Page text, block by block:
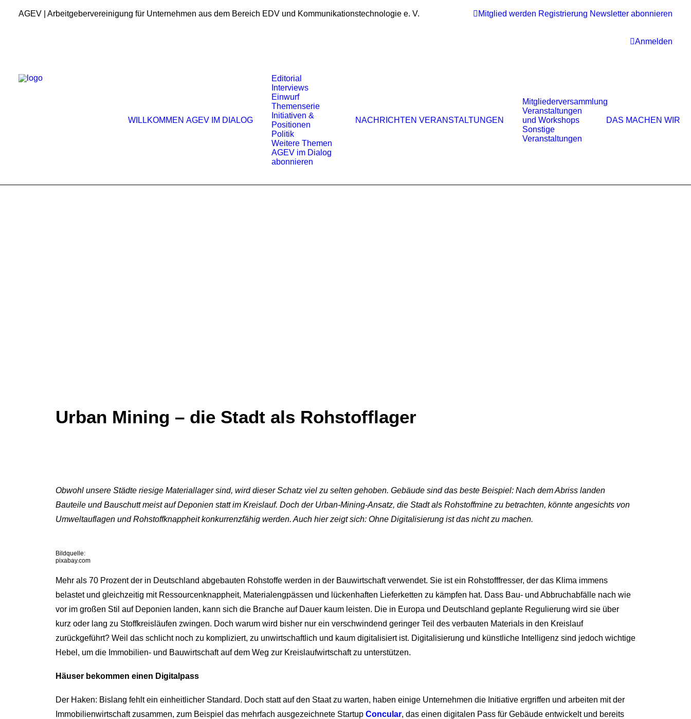
AGEV | Arbeitgebervereinigung für Unternehmen aus dem Bereich EDV und Kommunikationstechnologie e. V. Mitglied werden Registrierung Newsletter abonnieren
Anmelden
WILLKOMMEN AGEV IM DIALOG
Editorial
Interviews
Einwurf
Themenserie
Initiativen &
Positionen
Politik
Weitere Themen
AGEV im Dialog
abonnieren
NACHRICHTEN VERANSTALTUNGEN
Mitgliederversammlung
Veranstaltungen
und Workshops
Sonstige
Veranstaltungen
DAS MACHEN WIR
Urban Mining – die Stadt als Rohstofflager
Obwohl unsere Städte riesige Materiallager sind, wird dieser Schatz viel zu selten gehoben. Gebäude sind das beste Beispiel: Nach dem Abriss landen
Bauteile und Bauschutt meist auf Deponien statt im Kreislauf. Doch der Urban-Mining-Ansatz, die Stadt als Rohstoffmine zu betrachten, könnte angesichts von
Umweltauflagen und Rohstoffknappheit konkurrenzfähig werden. Auch hier zeigt sich: Ohne Digitalisierung ist das nicht zu machen.
Bildquelle:
pixabay.com
Mehr als 70 Prozent der in Deutschland abgebauten Rohstoffe werden in der Bauwirtschaft verwendet. Sie ist ein Rohstofffresser, der das Klima immens
belastet und gleichzeitig mit Ressourcenknappheit, Materialengpässen und lückenhaften Lieferketten zu kämpfen hat. Dass Bau- und Abbruchabfälle nach wie
vor im großen Stil auf Deponien landen, kann sich die Branche auf Dauer kaum leisten. Die in Europa und Deutschland geplante Regulierung wird sie über
kurz oder lang zu Stoffkreisläufen zwingen. Doch warum wird bisher nur ein verschwindend geringer Teil des verbauten Materials in den Kreislauf
zurückgeführt? Weil das schlicht noch zu kompliziert, zu unwirtschaftlich und kaum digitalisiert ist. Digitalisierung und künstliche Intelligenz sind jedoch wichtige
Hebel, um die Immobilien- und Bauwirtschaft auf dem Weg zur Kreislaufwirtschaft zu unterstützen.
Häuser bekommen einen Digitalpass
Der Haken: Bislang fehlt ein einheitlicher Standard. Doch statt auf den Staat zu warten, haben einige Unternehmen die Initiative ergriffen und arbeiten mit der
Immobilienwirtschaft zusammen, zum Beispiel das mehrfach ausgezeichnete Startup Concular, das einen digitalen Pass für Gebäude entwickelt und bereits